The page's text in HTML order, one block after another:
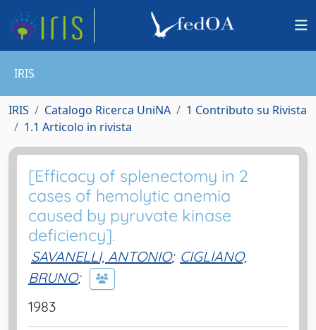
IRIS
IRIS Catalogo Ricerca UniNA
1 Contributo su Rivista
1.1 Articolo in rivista
[Efficacy of splenectomy in 2
cases of hemolytic anemia
caused by pyruvate kinase
deficiency].
SAVANELLI, ANTONIO; CIGLIANO,
BRUNO;
1983